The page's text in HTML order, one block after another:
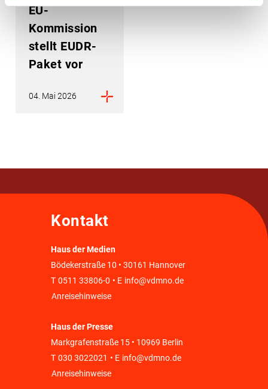
EU-
Kommission
stellt EUDR-
Paket vor
04. Mai 2026
Kontakt
Haus der Medien
Bödekerstraße 10 • 30161 Hannover
T 0511 33806-0 • E info@vdmno.de
Anreisehinweise
Haus der Presse
Markgrafenstraße 15 • 10969 Berlin
T 030 3022021 • E info@vdmno.de
Anreisehinweise